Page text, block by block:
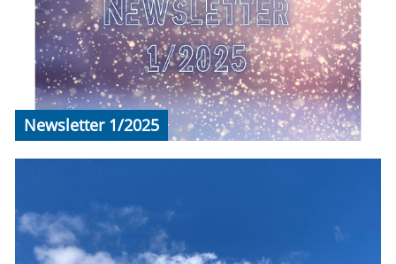
Newsletter 1/2025